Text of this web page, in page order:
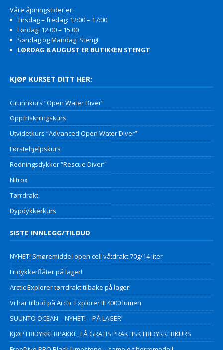
Våre åpningstider er:
Tirsdag – fredag: 12:00 – 17:00
Lørdag: 12:00 – 15:00
Søndag og Mandag: Stengt
LØRDAG 8.AUGUST ER BUTIKKEN STENGT
KJØP KURSET DITT HER:
Grunnkurs “Open Water Diver”
Oppfriskningskurs
Utvidetkurs “Advanced Open Water Diver”
Førstehjelpskurs
Redningsdykker “Rescue Diver”
Nitrox
Tørrdrakt
Dypdykkerkurs
SISTE INNLEGG/TILBUD
NYHET! Smøremiddel open cell våtdrakt 70g/14 liter
Fridykkerflåter på lager!
Arctic Explorer tørrdrakt tilbake på lager!
Vi har tilbud på Arctic Explorer III 4000 lumen
SUUNTO OCEAN – NYHET! – PÅ LAGER!
KJØP FRIDYKKERPAKKE, FÅ GRATIS PRAKTISK FRIDYKKERKURS